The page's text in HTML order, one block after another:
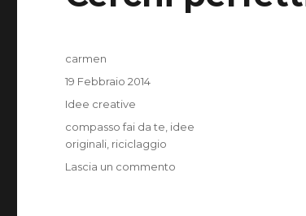
Autore
carmen
Pubblicato
19 Febbraio 2014
Categorie
Idee creative
Tag
compasso fai da te idee
originali riciclaggio
Lascia un commento